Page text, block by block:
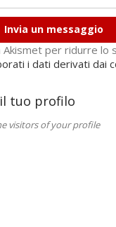
Invia un messaggio
per ridurre lo
i dati derivati dai
tuo profilo
visitors of your profile